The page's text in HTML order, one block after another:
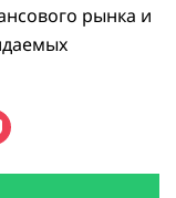
рынка и